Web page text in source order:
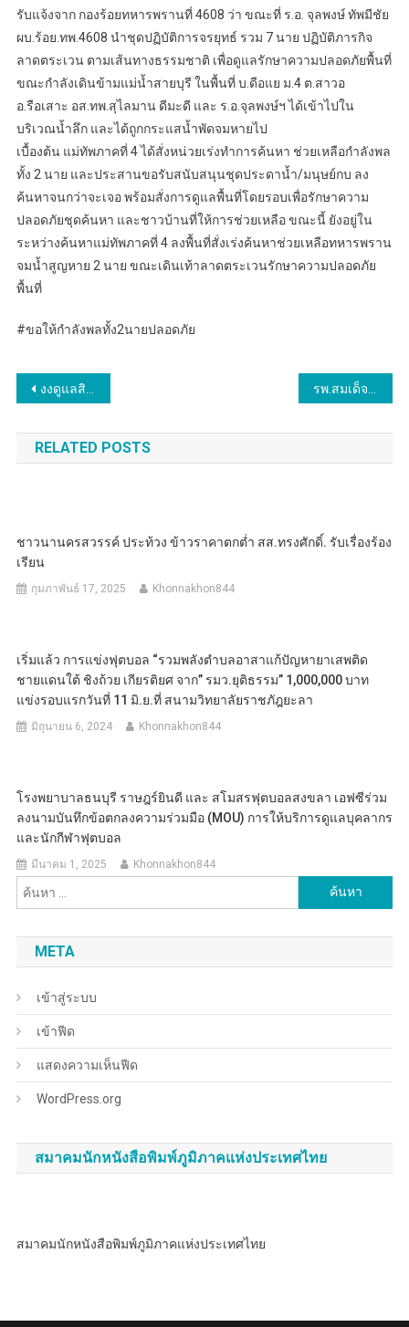
รับแจ้งจาก กองร้อยทหารพรานที่ 4608 ว่า ขณะที่ ร.อ. จุลพงษ์ ทัพมีชัย
ผบ.ร้อย.ทพ.4608 นำชุดปฏิบัติการจรยุทธ์ รวม 7 นาย ปฏิบัติภารกิจ
ลาดตระเวน ตามเส้นทางธรรมชาติ เพื่อดูแลรักษาความปลอดภัยพื้นที่
ขณะกำลังเดินข้ามแม่น้ำสายบุรี ในพื้นที่ บ.ดือแย ม.4 ต.สาวอ
อ.รือเสาะ อส.ทพ.สุไลมาน ดีมะดี และ ร.อ.จุลพงษ์ฯ ได้เข้าไปใน
บริเวณน้ำลึก และได้ถูกกระแสน้ำพัดจมหายไป
เบื้องต้น แม่ทัพภาคที่ 4 ได้สั่งหน่วยเร่งทำการค้นหา ช่วยเหลือกำลังพล
ทั้ง 2 นาย และประสานขอรับสนับสนุนชุดประดาน้ำ/มนุษย์กบ ลง
ค้นหาจนกว่าจะเจอ พร้อมสั่งการดูแลพื้นที่โดยรอบเพื่อรักษาความ
ปลอดภัยชุดค้นหา และชาวบ้านที่ให้การช่วยเหลือ ขณะนี้ ยังอยู่ใน
ระหว่างค้นหาแม่ทัพภาคที่ 4 ลงพื้นที่สั่งเร่งค้นหาช่วยเหลือทหารพราน
จมน้ำสูญหาย 2 นาย ขณะเดินเท้าลาดตระเวนรักษาความปลอดภัย
พื้นที่
#ขอให้กำลังพลทั้ง2นายปลอดภัย
แนะแนว
เรื่อง
งงดูแลสิทธิประโยชน์ลูกจ้าง Cars24 หลังบริษัทปิดกิจการ พร้อมกำชับตรวจสอบการจ่ายค่าจ้าง-แนะนำงานใหม่
RELATED POSTS
ชาวนานครสวรรค์ ประท้วง ข้าวราคาตกต่ำ สส.ทรงศักดิ์. รับเรื่องร้อง
เรียน
กุมภาพันธ์ 17, 2025 Khonnakhon844
เริ่มแล้ว การแข่งฟุตบอล “รวมพลังตำบลอาสาแก้ปัญหายาเสพติด
ชายแดนใต้ ชิงถ้วย เกียรติยศ จาก” รมว.ยุติธรรม” 1,000,000 บาท
แข่งรอบแรกวันที่ 11 มิ.ย.ที่ สนามวิทยาลัยราชภัฎยะลา
มิถุนายน 6, 2024 Khonnakhon844
โรงพยาบาลธนบุรี ราษฎร์ยินดี และ สโมสรฟุตบอลสงขลา เอฟซีร่วม
ลงนามบันทึกข้อตกลงความร่วมมือ (MOU) การให้บริการดูแลบุคลากร
และนักกีฬาฟุตบอล
มีนาคม 1, 2025 Khonnakhon844
สำหรับ:
META
เข้าสู่ระบบ
เข้าฟีด
แสดงความเห็นฟีด
WordPress.org
สมาคมนักหนังสือพิมพ์ภูมิภาคแห่งประเทศไทย
สมาคมนักหนังสือพิมพ์ภูมิภาคแห่งประเทศไทย